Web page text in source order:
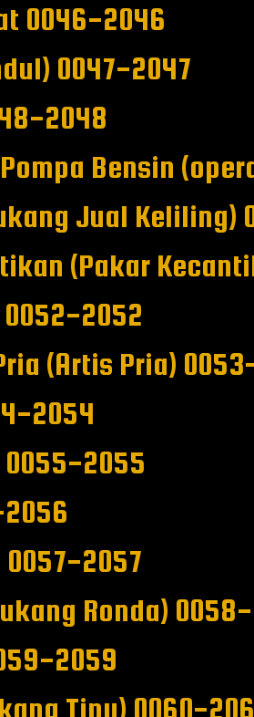
0046-2046
0047-2047
2048
Bensin
Jual Keliling)
(Pakar
2052
(Artis Pria)
2054
0055-2055
0057-2057
Ronda)
2059
Tipu) 0060-